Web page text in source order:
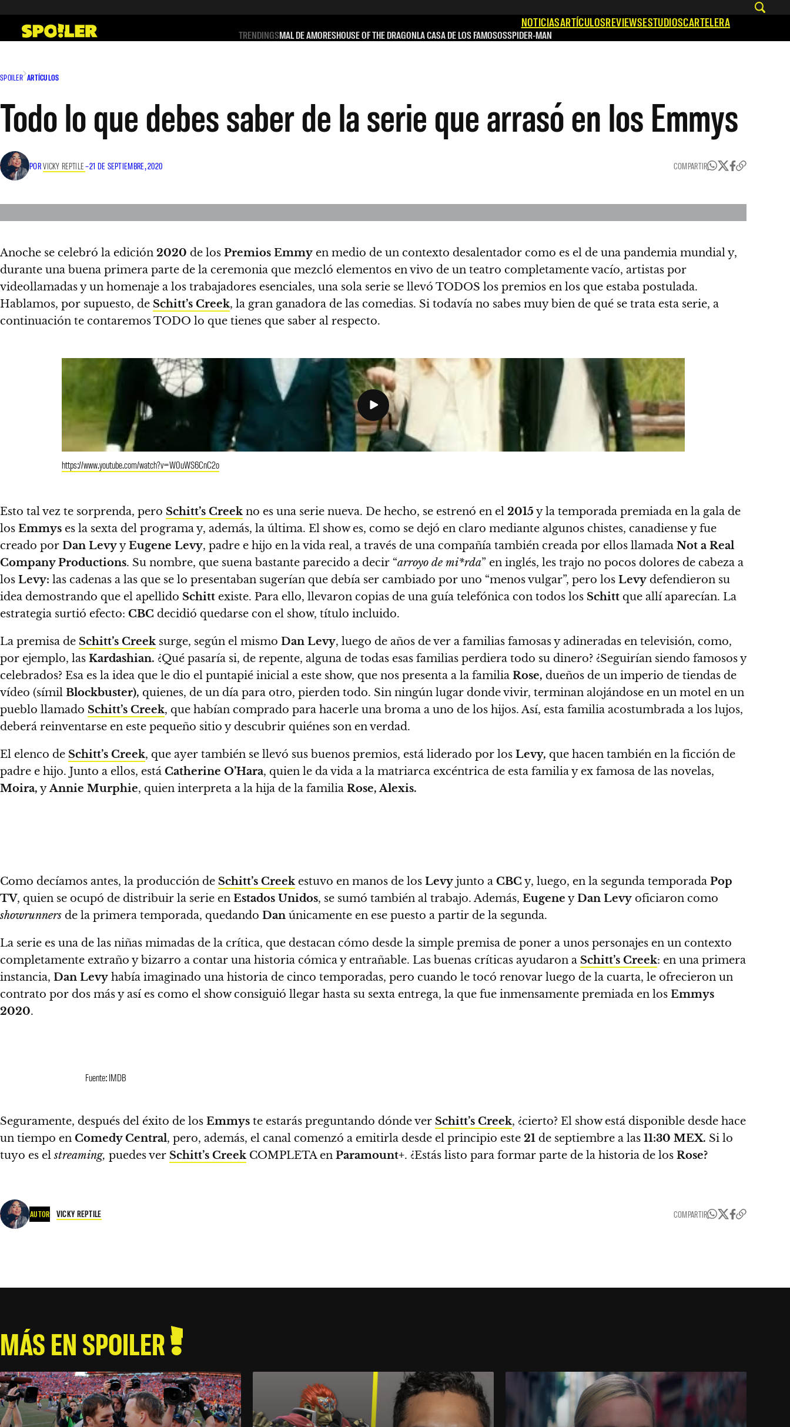
contenido
NOTICIASARTÍCULOSREVIEWSESTUDIOSCARTELERA
TRENDINGSMAL DE AMORESHOUSE OF THE DRAGONLA CASA DE LOS FAMOSOSSPIDER-MAN
SPOILER ARTÍCULOS
Todo lo que debes saber de la serie que arrasó en los Emmys
PORVICKY REPTILE–21 DE SEPTIEMBRE, 2020 COMPARTIR
Anoche se celebró la edición 2020 de los Premios Emmy en medio de un contexto desalentador como es el de una pandemia mundial y,
durante una buena primera parte de la ceremonia que mezcló elementos en vivo de un teatro completamente vacío, artistas por
videollamadas y un homenaje a los trabajadores esenciales, una sola serie se llevó TODOS los premios en los que estaba postulada.
Hablamos, por supuesto, de Schitt’s Creek, la gran ganadora de las comedias. Si todavía no sabes muy bien de qué se trata esta serie, a
continuación te contaremosTODO lo que tienes que saber al respecto.
https://www.youtube.com/watch?v=W0uWS6CnC2o
Esto tal vez te sorprenda, pero Schitt’s Creek no es una serie nueva. De hecho, se estrenó en el 2015 y la temporada premiada en la gala de
los Emmys es la sexta del programa y, además, la última. El show es, como se dejó en claro mediante algunos chistes, canadiense yfue
creado por Dan LevyyEugene Levy, padre e hijo en la vida real, a través de una compañía también creada por ellos llamada Not a Real
Company Productions. Su nombre, que suena bastante parecido a decir “arroyo de mi*rda” en inglés, les trajo no pocos dolores de cabeza a
los Levy: las cadenas a las que se lo presentaban sugerían que debía ser cambiado por uno “menos vulgar”, pero los Levy defendieron su
idea demostrando que el apellido Schitt existe. Para ello, llevaron copias de una guía telefónica con todos los Schitt que allí aparecían. La
estrategia surtió efecto: CBC decidió quedarse con el show, título incluido.
La premisa de Schitt’s Creek surge, según el mismo Dan Levy, luego de años de ver a familias famosas y adineradas en televisión, como,
por ejemplo, las Kardashian. ¿Qué pasaría si, de repente, alguna de todas esas familias perdiera todo su dinero? ¿Seguirían siendo famosos y
celebrados? Esa es la idea que le dio el puntapié inicial a este show, que nos presenta a la familia Rose, dueños de un imperio de tiendas de
vídeo (símil Blockbuster), quienes, de un día para otro, pierden todo. Sin ningún lugar donde vivir, terminan alojándose en un motel en un
pueblo llamado Schitt’s Creek, que habían comprado para hacerle una broma a uno de los hijos. Así, esta familia acostumbrada a los lujos,
deberá reinventarse en este pequeño sitio y descubrir quiénes son en verdad.
El elenco de Schitt’s Creek, que ayer también se llevó sus buenos premios, está liderado por los Levy, que hacen también en la ficción de
padre e hijo. Junto a ellos, está Catherine O’Hara, quien le da vida a la matriarca excéntrica de esta familia y ex famosa de las novelas,
Moira, yAnnie Murphie, quien interpreta a la hija de la familia Rose, Alexis.
Como decíamos antes, la producción de Schitt’s Creek estuvo en manos de los Levy junto a CBC y, luego, en la segunda temporada Pop
TV, quien se ocupó de distribuir la serie en Estados Unidos, se sumó también al trabajo. Además, Eugene yDan Levy oficiaron como
showrunners de la primera temporada, quedando Dan únicamente en ese puesto a partir de la segunda.
La serie es una de las niñas mimadas de la crítica, que destacan cómo desde la simple premisa de poner a unos personajes en un contexto
completamente extraño y bizarro a contar una historia cómica y entrañable. Las buenas críticas ayudaron a Schitt’s Creek: en una primera
instancia, Dan Levy había imaginado una historia de cinco temporadas, pero cuando le tocó renovar luego de la cuarta, le ofrecieron un
contrato por dos más y así es como el show consiguió llegar hasta su sexta entrega, la que fue inmensamente premiada en los Emmys
2020.
Fuente: IMDB
Seguramente, después del éxito de los Emmys te estarás preguntando dónde ver Schitt’s Creek, ¿cierto? El show está disponible desde hace
un tiempo en Comedy Central, pero, además, el canal comenzó a emitirla desde el principio este 21 de septiembre a las 11:30 MEX. Si lo
tuyo es elstreaming, puedes ver Schitt’s Creek COMPLETA en Paramount+. ¿Estás listo para formar parte de la historia de los Rose?
AUTOR VICKY REPTILE COMPARTIR
MÁS EN SPOILER